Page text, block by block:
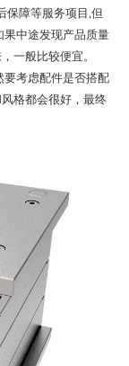
保障等服务项目,但
果中途发现产品质量
一般比较便宜。
要考虑配件是否搭配
格都会很好，最终